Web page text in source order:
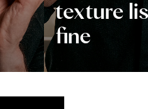
texture
fine